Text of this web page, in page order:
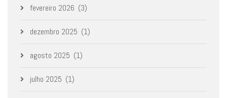
fevereiro 2026 (3)
dezembro 2025 (1)
agosto 2025 (1)
julho 2025 (1)